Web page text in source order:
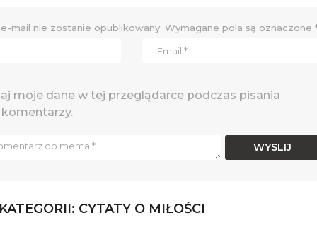
mail nie zostanie opublikowany. Wymagane pola są oznaczone
moje dane w tej przeglądarce podczas pisania
CYTATY O MIŁOŚCI